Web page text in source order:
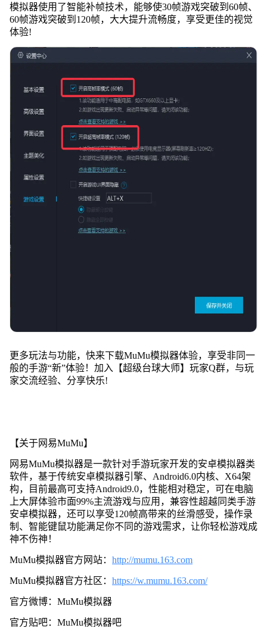
模拟器使用了智能补帧技术，能够使30帧游戏突破到60帧、
60帧游戏突破到120帧，大大提升流畅度，享受更佳的视觉
体验!
更多玩法与功能，快来下载MuMu模拟器体验，享受非同一
般的手游“新”体验！加入【超级台球大师】玩家Q群，与玩
家交流经验、分享快乐!
【关于网易MuMu】
网易MuMu模拟器是一款针对手游玩家开发的安卓模拟器类
软件，基于传统安卓模拟器引擎、Android6.0内核、X64架
构，目前最高可支持Android9.0，性能相对稳定，可在电脑
上大屏体验市面99%主流游戏与应用，兼容性超越同类手游
安卓模拟器，还可以享受120帧高带来的丝滑感受，操作录
制、智能键鼠功能满足你不同的游戏需求，让你轻松游戏成
神不伤神！
MuMu模拟器官方网站： http://mumu.163.com
MuMu模拟器官方社区： https://w.mumu.163.com/
官方微博：MuMu模拟器
官方贴吧：MuMu模拟器吧